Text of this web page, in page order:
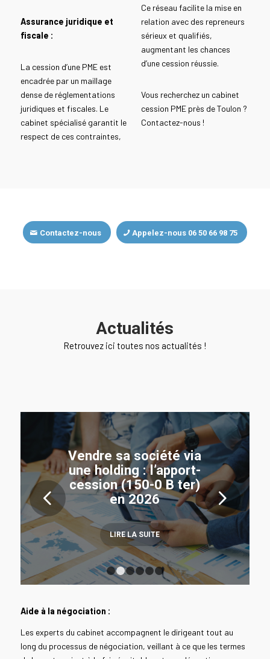
Assurance juridique et
fiscale :
La cession d’une PME est
encadrée par un maillage
dense de réglementations
juridiques et fiscales. Le
cabinet spécialisé garantit le
respect de ces contraintes,
Ce réseau facilite la mise en
relation avec des repreneurs
sérieux et qualifiés,
augmentant les chances
d’une cession réussie.
Vous recherchez un cabinet
cession PME près de Toulon ?
Contactez-nous !
Contactez-nous Appelez-nous 06 50 66 98 75
Actualités
Retrouvez ici toutes nos actualités !
Vendre sa société via
une holding : l’apport-
cession (150-0 B ter)
en 2026
LIRE LA SUITE
Suivant
1 2 3 4 5
Aide à la négociation :
Les experts du cabinet accompagnent le dirigeant tout au
long du processus de négociation, veillant à ce que les termes